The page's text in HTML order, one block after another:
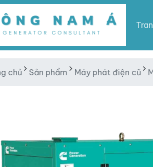
chủ Sản phẩm Máy phát điện cũ